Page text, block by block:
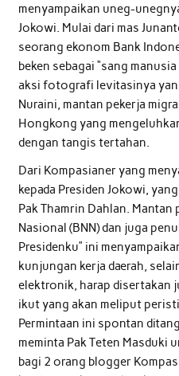
menyampaikan uneg-
Jokowi. Mulai dari mas
seorang ekonom Bank
beken sebagai “sang
aksi fotografi levitasinya
Nuraini, mantan pekerja
Hongkong yang
dengan tangis tertahan.
Dari Kompasianer yang
kepada Presiden Jokowi,
Pak Thamrin Dahlan.
Nasional (BNN) dan juga
Presidenku” ini
kunjungan kerja daerah,
elektronik, harap disertakan
ikut yang akan meliput
Permintaan ini spontan
meminta Pak Teten Masduki
bagi 2 orang blogger